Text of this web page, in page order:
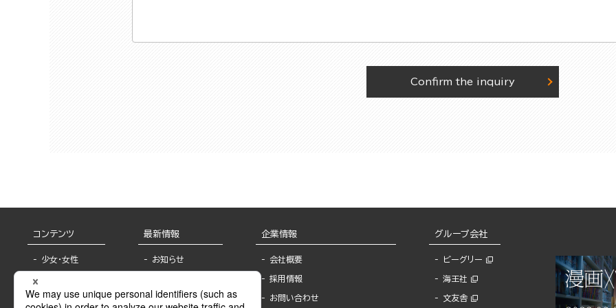
Confirm the inquiry
コンテンツ
少女・女性
BL
最新情報
お知らせ
報
企業情報
会社概要
採用情報
お問い合わせ
グループ会社
ビーグリー
海王社
文友舎